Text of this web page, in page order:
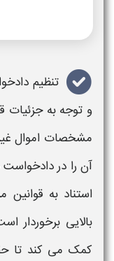
تنظیم
و توجه به جزئیات
مشخصات اموال
آن را در دادخواست
استناد به
بالایی برخوردار
کمک می کند تا